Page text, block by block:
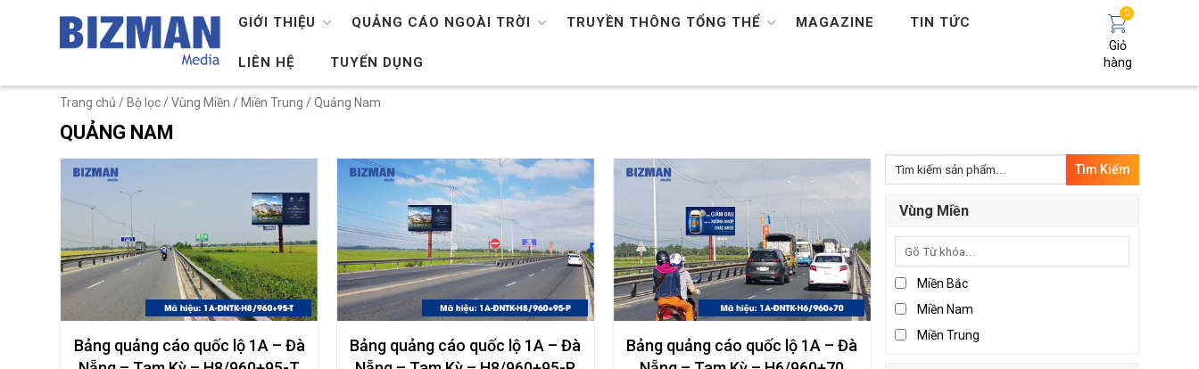
GIỚI THIỆU QUẢNG CÁO NGOÀI TRỜI TRUYỀN THÔNG TỔNG THỂ MAGAZINE TIN TỨC
LIÊN HỆ TUYỂN DỤNG
0
Giỏ
hàng
Trang chủ / Bộ lọc /Vùng Miền / Miền Trung / Quảng Nam
QUẢNG NAM
kiếm:
Vùng Miền
Miền Bắc
Miền Nam
Miền Trung
Bảng quảng cáo quốc lộ 1A – Đà
Bảng quảng cáo quốc lộ 1A – Đà
Bảng quảng cáo quốc lộ 1A – Đà